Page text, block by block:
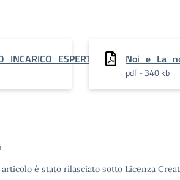
pdf - 340 kb
è stato rilasciato sotto Licenza